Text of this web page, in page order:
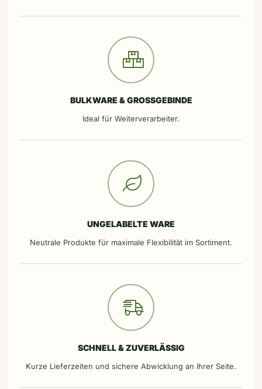
BULKWARE & GROSSGEBINDE
Ideal für Weiterverarbeiter.
UNGELABELTE WARE
Neutrale Produkte für maximale Flexibilität im Sortiment.
SCHNELL & ZUVERLÄSSIG
Kurze Lieferzeiten und sichere Abwicklung an Ihrer Seite.